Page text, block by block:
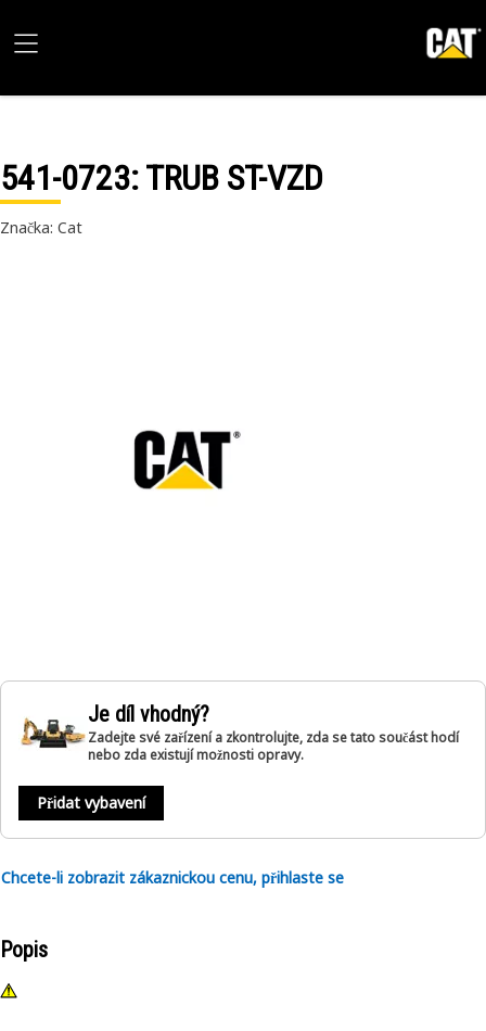
541-0723: TRUB ST-VZD
Značka: Cat
Je díl vhodný?
Zadejte své zařízení a zkontrolujte, zda se tato součást hodí
nebo zda existují možnosti opravy.
Přidat vybavení
Chcete-li zobrazit zákaznickou cenu, přihlaste se
Popis